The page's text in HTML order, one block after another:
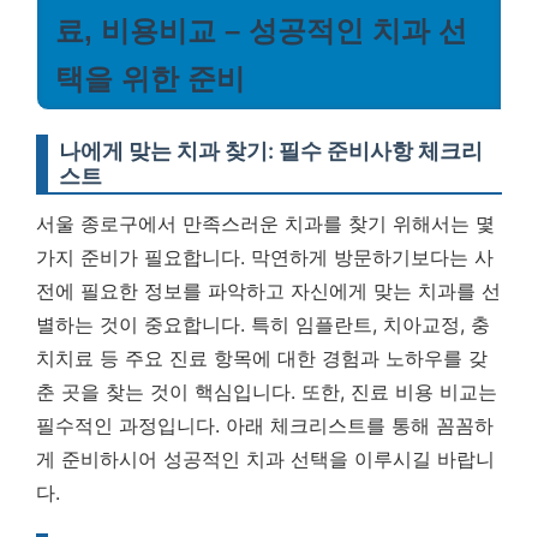
료, 비용비교 – 성공적인 치과 선
택을 위한 준비
나에게 맞는 치과 찾기: 필수 준비사항 체크리
스트
서울 종로구에서 만족스러운 치과를 찾기 위해서는 몇
가지 준비가 필요합니다. 막연하게 방문하기보다는 사
전에 필요한 정보를 파악하고 자신에게 맞는 치과를 선
별하는 것이 중요합니다. 특히 임플란트, 치아교정, 충
치치료 등 주요 진료 항목에 대한 경험과 노하우를 갖
춘 곳을 찾는 것이 핵심입니다. 또한, 진료 비용 비교는
필수적인 과정입니다. 아래 체크리스트를 통해 꼼꼼하
게 준비하시어 성공적인 치과 선택을 이루시길 바랍니
다.